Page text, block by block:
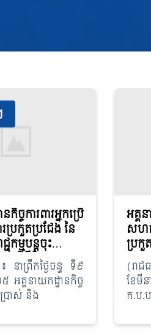
ច្ចការពារអ្នកប្រើ
រកួតប្រជែង នៃ
ម្មបន្តចុះ
ស្ដីពីកិច្ចការពារ
នៅសាកល
ាស៊ីមកំចាយមារ
នាព្រឹកថ្ងៃចន្ទ ទី៩
អគ្គនាយកដ្ឋានកិច្ច
រាស់ និង
អគ្គ
សហក
ប្រកួ
អូស្រ្
បណ្ត
អង្ក
និងអ
(រាជ
ខែមី
ក.